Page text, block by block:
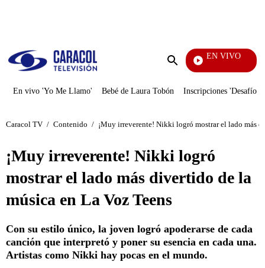
Enviar
EN VIVO
La Finca De
En vivo 'Yo Me Llamo' Bebé de Laura Tobón Inscripciones 'Desafío'
Caracol TV / Contenido / ¡Muy irreverente! Nikki logró mostrar el lado más
¡Muy irreverente! Nikki logró
mostrar el lado más divertido de la
música en La Voz Teens
Con su estilo único, la joven logró apoderarse de cada
canción que interpretó y poner su esencia en cada una.
Artistas como Nikki hay pocas en el mundo.